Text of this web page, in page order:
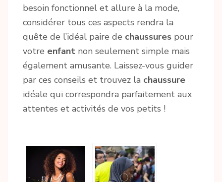
besoin fonctionnel et allure à la mode,
considérer tous ces aspects rendra la
quête de l’idéal paire de chaussures pour
votre enfant non seulement simple mais
également amusante. Laissez-vous guider
par ces conseils et trouvez la chaussure
idéale qui correspondra parfaitement aux
attentes et activités de vos petits !